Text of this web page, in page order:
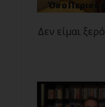
Όσο
Δεν είμαι